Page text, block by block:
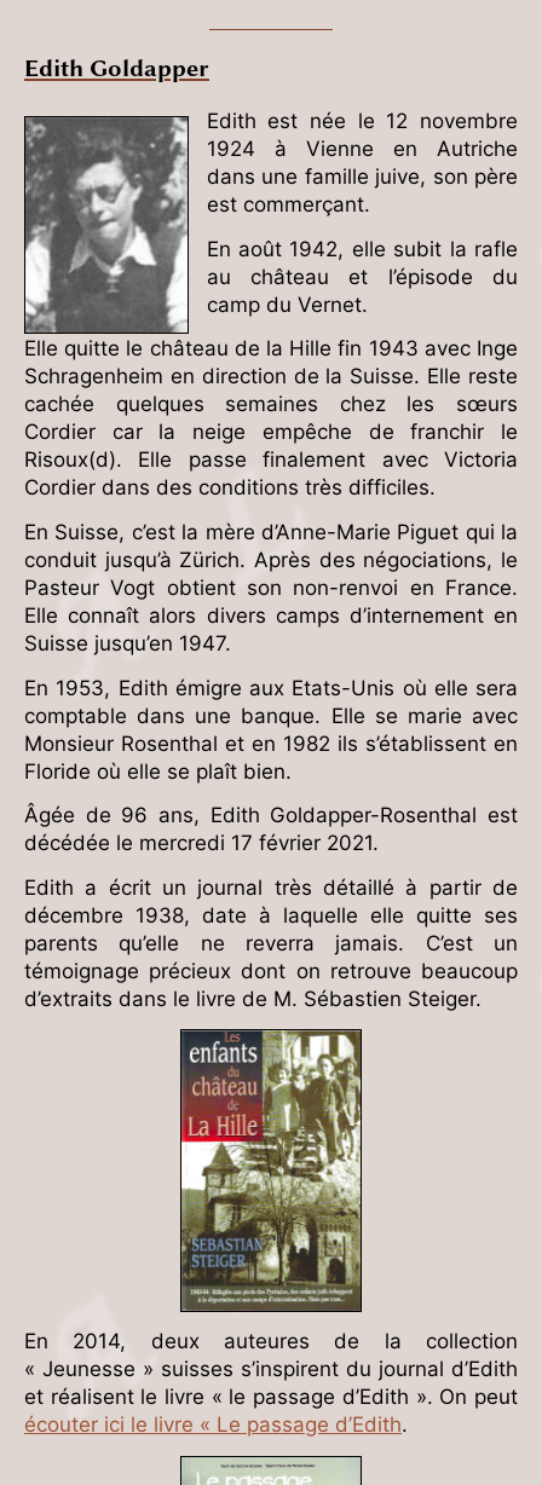
Edith Goldapper
Edith est née le 12 novembre
1924 à Vienne en Autriche
dans une famille juive, son père
est commerçant.
En août 1942, elle subit la rafle
au château et l’épisode du
camp du Vernet.
Elle quitte le château de la Hille fin 1943 avec Inge
Schragenheim en direction de la Suisse. Elle reste
cachée quelques semaines chez les sœurs
Cordier car la neige empêche de franchir le
Risoux(d). Elle passe finalement avec Victoria
Cordier dans des conditions très difficiles.
En Suisse, c’est la mère d’Anne-Marie Piguet qui la
conduit jusqu’à Zürich. Après des négociations, le
Pasteur Vogt obtient son non-renvoi en France.
Elle connaît alors divers camps d’internement en
Suisse jusqu’en 1947.
En 1953, Edith émigre aux Etats-Unis où elle sera
comptable dans une banque. Elle se marie avec
Monsieur Rosenthal et en 1982 ils s’établissent en
Floride où elle se plaît bien.
Âgée de 96 ans, Edith Goldapper-Rosenthal est
décédée le mercredi 17 février 2021.
Edith a écrit un journal très détaillé à partir de
décembre 1938, date à laquelle elle quitte ses
parents qu’elle ne reverra jamais. C’est un
témoignage précieux dont on retrouve beaucoup
d’extraits dans le livre de M. Sébastien Steiger.
En 2014, deux auteures de la collection
« Jeunesse » suisses s’inspirent du journal d’Edith
et réalisent le livre « le passage d’Edith ». On peut
écouter ici le livre « Le passage d’Edith.